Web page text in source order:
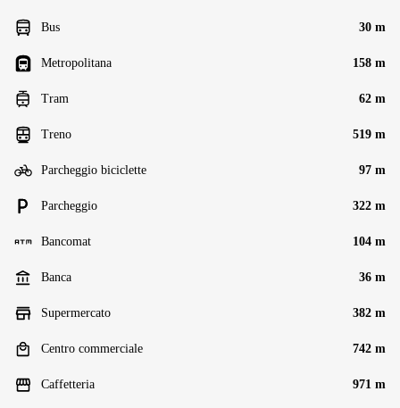
Bus 30 m
Metropolitana 158 m
Tram 62 m
Treno 519 m
Parcheggio biciclette 97 m
Parcheggio 322 m
Bancomat 104 m
Banca 36 m
Supermercato 382 m
Centro commerciale 742 m
Caffetteria 971 m